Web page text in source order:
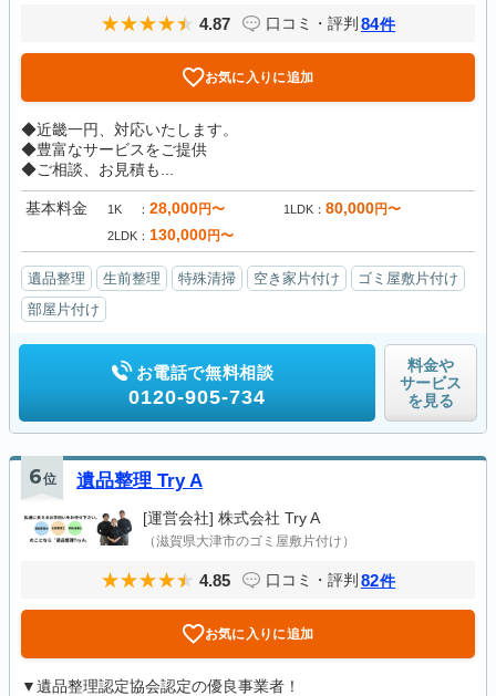
4.87 口コミ・評判 84件
お気に入りに追加
◆近畿一円、対応いたします。
◆豊富なサービスをご提供
◆ご相談、お見積も...
基本料金 1K 28,000円〜 1LDK 80,000円〜
2LDK 130,000円〜
遺品整理 生前整理 特殊清掃 空き家片付け
ゴミ屋敷片付け
部屋片付け
お電話で無料相談
0120-905-734
料金や
サービス
を見る
6位 遺品整理 Try A
[運営会社] 株式会社 Try A
（滋賀県大津市のゴミ屋敷片付け）
4.85 口コミ・評判 82件
お気に入りに追加
▼遺品整理認定協会認定の優良事業者！